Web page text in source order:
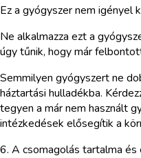
Ez a gyógyszer nem igényel
Ne alkalmazza ezt a
úgy tűnik, hogy már
Semmilyen gyógyszert ne
háztartási hulladékba.
tegyen a már nem használt
intézkedések elősegítik a
6. A csomagolás tartalma és